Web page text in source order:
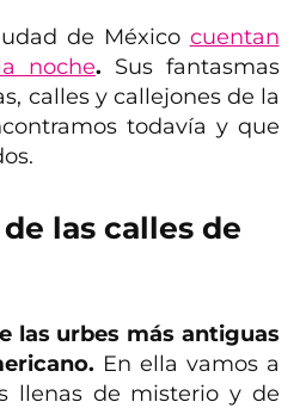
de México cuentan
noche. Sus fantasmas
calles y callejones de la
todavía y que
las calles de
las urbes más antiguas
En ella vamos a
llenas de misterio y de